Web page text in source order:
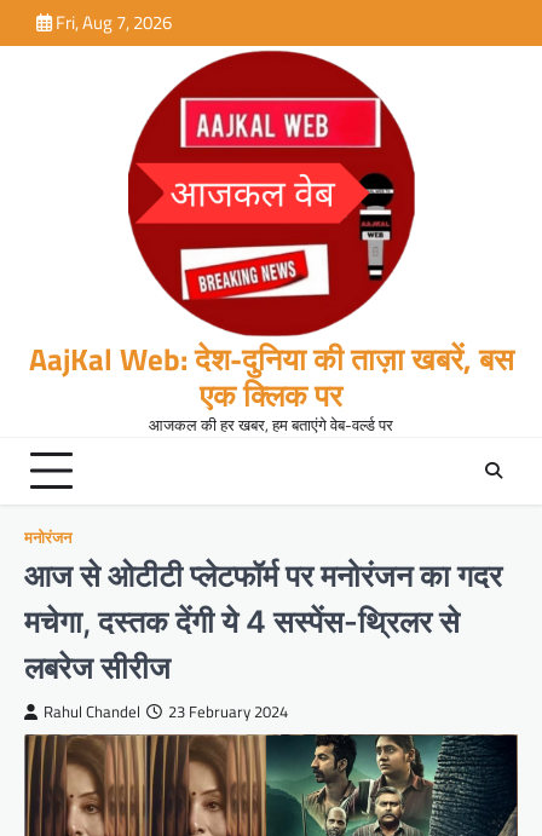
to
Fri, Aug 7, 2026
AajKal Web: देश-दुनिया की ताज़ा खबरें, बस
एक क्लिक पर
आजकल की हर खबर, हम बताएंगे वेब-वर्ल्ड पर
मनोरंजन
आज से ओटीटी प्लेटफॉर्म पर मनोरंजन का गदर
मचेगा, दस्तक देंगी ये 4 सस्पेंस-थ्रिलर से
लबरेज सीरीज
Rahul Chandel 23 February 2024